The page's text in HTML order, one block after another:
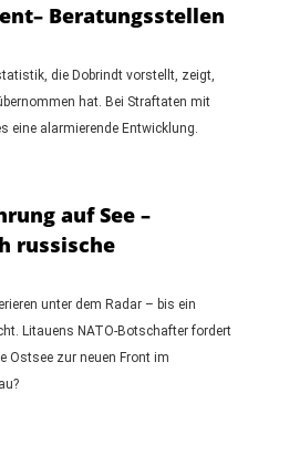
Beratungsstellen
die Dobrindt vorstellt, zeigt,
hat. Bei Straftaten mit
eine alarmierende Entwicklung.
auf See –
russische
unter dem Radar – bis ein
Litauens NATO-Botschafter fordert
Ostsee zur neuen Front im